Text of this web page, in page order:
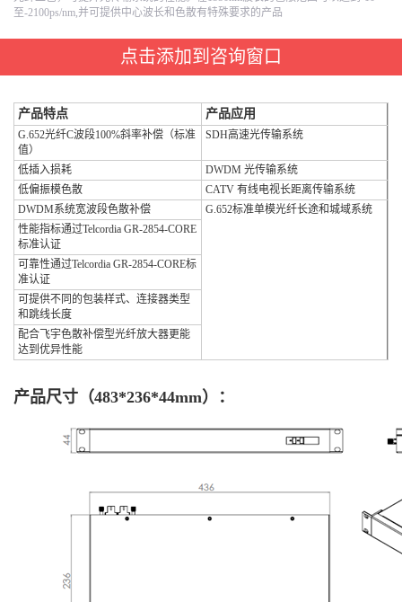
至-2100ps/nm,并可提供中心波长和色散有特殊要求的产品
点击添加到咨询窗口
产品特点 产品应用
G.652光纤C波段100%斜率补偿（标准
值）
SDH高速光传输系统
低插入损耗
DWDM 光传输系统
低偏振模色散
CATV 有线电视长距离传输系统
DWDM系统宽波段色散补偿
G.652标准单模光纤长途和城域系统
性能指标通过Telcordia GR-2854-CORE
标准认证
可靠性通过Telcordia GR-2854-CORE标
准认证
可提供不同的包装样式、连接器类型
和跳线长度
配合飞宇色散补偿型光纤放大器更能
达到优异性能
产品尺寸（483*236*44mm）：